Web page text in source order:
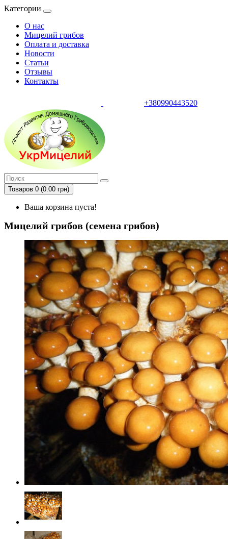
Категории
О нас
Мицелий грибов
Оплата и доставка
Новости
Статьи
Отзывы
Контакты
+380990443520
Товаров 0 (0.00 грн)
Ваша корзина пуста!
Мицелий грибов (семена грибов)